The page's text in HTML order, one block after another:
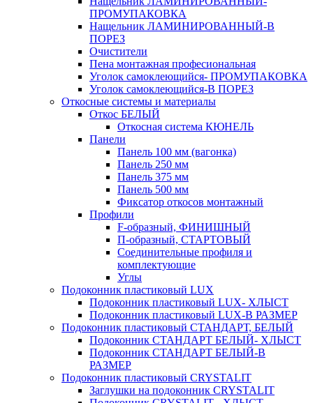
ПРОМУПАКОВКА
Нащельник ЛАМИНИРОВАННЫЙ-В
ПОРЕЗ
Очистители
Пена монтажная професиональная
Уголок самоклеющийся- ПРОМУПАКОВКА
Уголок самоклеющийся-В ПОРЕЗ
Откосные системы и материалы
Откос БЕЛЫЙ
Откосная система КЮНЕЛЬ
Панели
Панель 100 мм (вагонка)
Панель 250 мм
Панель 375 мм
Панель 500 мм
Фиксатор откосов монтажный
Профили
F-образный, ФИНИШНЫЙ
П-образный, СТАРТОВЫЙ
Соединительные профиля и
комплектующие
Углы
Подоконник пластиковый LUX
Подоконник пластиковый LUX- ХЛЫСТ
Подоконник пластиковый LUX-В РАЗМЕР
Подоконник пластиковый СТАНДАРТ, БЕЛЫЙ
Подоконник СТАНДАРТ БЕЛЫЙ- ХЛЫСТ
Подоконник СТАНДАРТ БЕЛЫЙ-В
РАЗМЕР
Подоконник пластиковый CRYSTALIT
Заглушки на подоконник CRYSTALIT